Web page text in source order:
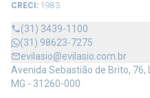
CRECI: 1983
(31) 3439-1100
(31) 98623-7275
evilasio@evilasio.com.br
Avenida Sebastião de Brito, 76,
MG - 31260-000